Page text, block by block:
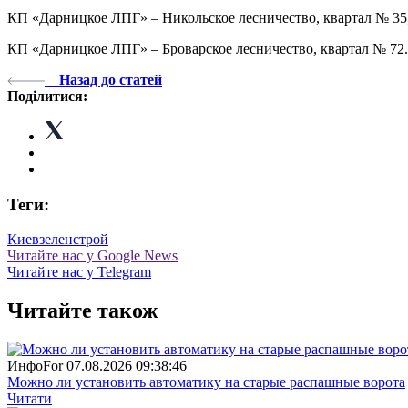
КП «Дарницкое ЛПГ» – Никольское лесничество, квартал №
КП «Дарницкое ЛПГ» – Броварское лесничество, квартал № 72.
Назад до статей
Поділитися:
Теги:
Киевзеленстрой
Читайте нас у Google News
Читайте нас у Telegram
Читайте також
ИнфоFor 07.08.2026 09:38:46
Можно ли установить автоматику на старые распашные ворота
Читати